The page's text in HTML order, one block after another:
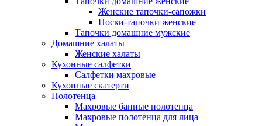
Женские тапочки-сапожки
Носки-тапочки женские
Тапочки домашние мужские
Домашние халаты
Женские халаты
Кухонные салфетки
Салфетки махровые
Кухонные скатерти
Полотенца
Махровые банные полотенца
Махровые полотенца для лица